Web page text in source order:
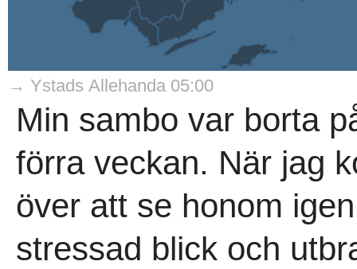
→ Ystads Allehanda 05:00
Min sambo var borta
förra veckan. När jag
över att se honom
stressad blick och